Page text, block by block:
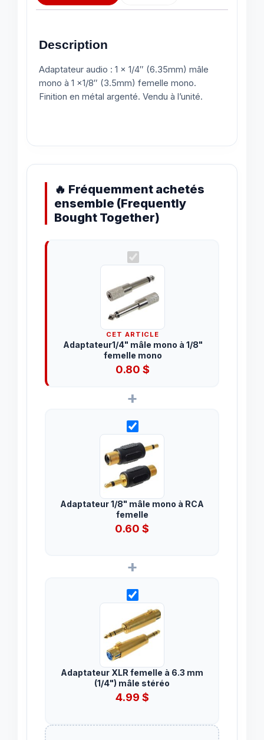
Description
Adaptateur audio : 1 x 1/4″ (6.35mm) mâle
mono à 1 x1/8″ (3.5mm) femelle mono.
Finition en métal argenté. Vendu à l’unité.
🔥 Fréquemment achetés
ensemble (Frequently
Bought Together)
CET ARTICLE
Adaptateur1/4" mâle mono à 1/8"
femelle mono
0.80$
+
Adaptateur 1/8" mâle mono à RCA
femelle
0.60 $
+
Adaptateur XLR femelle à 6.3 mm
(1/4") mâle stéréo
4.99 $